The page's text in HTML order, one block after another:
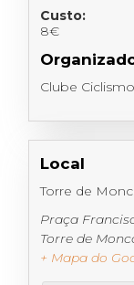
Custo:
8€
Clube
Local
Torre de
Praça
Torre de
+ Mapa do